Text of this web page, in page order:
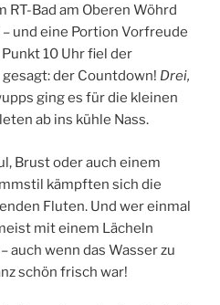
RT-Bad am Oberen Wöhrd
und eine Portion Vorfreude
10 Uhr fiel der
der Countdown! Drei,
ging es für die kleinen
ab ins kühle Nass.
Brust oder auch einem
kämpften sich die
Fluten. Und wer einmal
mit einem Lächeln
auch wenn das Wasser zu
schön frisch war!